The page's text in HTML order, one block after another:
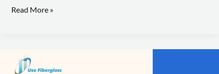
Read More »
Distributor
Bio